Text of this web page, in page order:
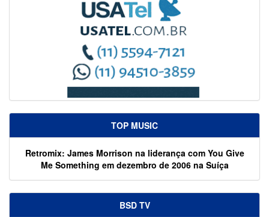
TOP MUSIC
Retromix: James Morrison na liderança com You Give
Me Something em dezembro de 2006 na Suíça
BSD TV